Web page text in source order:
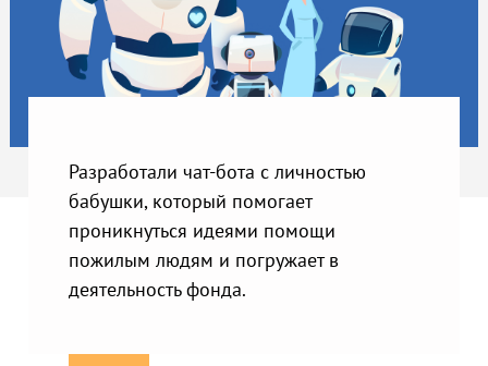
Разработали чат-бота с личностью
бабушки, который помогает
проникнуться идеями помощи
пожилым людям и погружает в
деятельность фонда.